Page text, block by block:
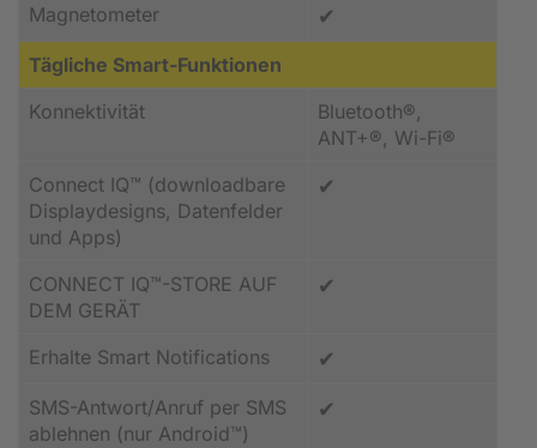
Magnetometer ✔
Tägliche Smart-Funktionen
Konnektivität
Bluetooth®,
ANT+®, Wi-Fi®
Connect IQ™ (downloadbare
Displaydesigns, Datenfelder
und Apps)
✔
CONNECT IQ™-STORE AUF
DEM GERÄT
✔
Erhalte Smart Notifications ✔
SMS-Antwort/Anruf per SMS
ablehnen (nur Android™)
✔